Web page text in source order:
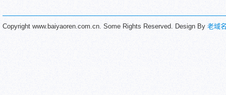
Copyright www.baiyaoren.com.cn. Some Rights Reserved. Design By 老域